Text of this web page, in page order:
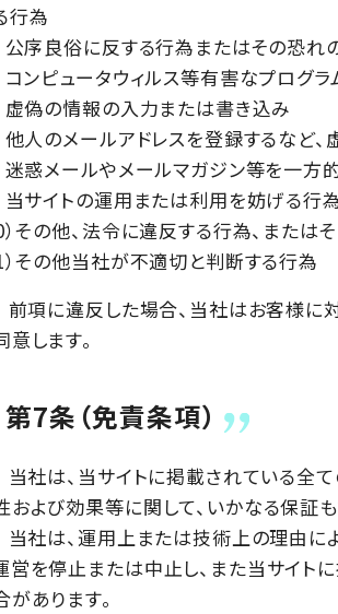
行為
公序良俗に反する行為またはその恐れ
コンピュータウィルス等有害なプログ
虚偽の情報の入力または書き込み
他人のメールアドレスを登録するなど
迷惑メールやメールマガジン等を一方
当サイトの運用または利用を妨げる
）その他、法令に違反する行為、または
）その他当社が不適切と判断する行為
項に違反した場合、当社はお客様に
意します。
第7条（免責条項）
社は、当サイトに掲載されている全て
および効果等に関して、いかなる保証
社は、運用上または技術上の理由に
営を停止または中止し、また当サイト
があります。